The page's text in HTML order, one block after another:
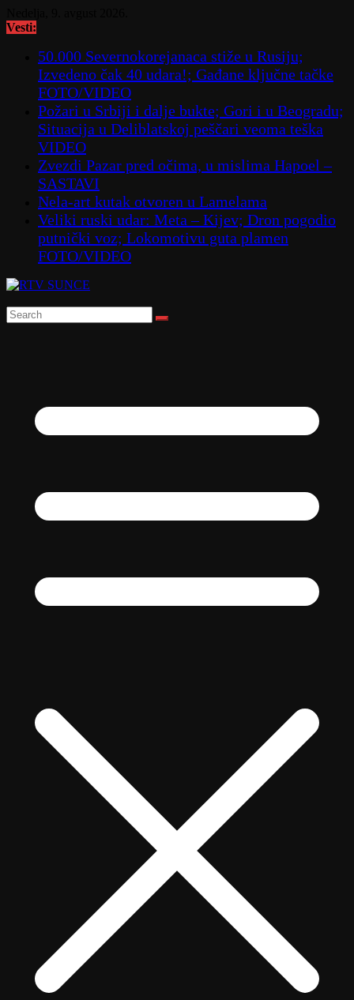
to
Vesti:
50.000 Severnokorejanaca stiže u Rusiju;
Izvedeno čak 40 udara!; Gađane ključne tačke
FOTO/VIDEO
Požari u Srbiji i dalje bukte; Gori i u Beogradu;
Situacija u Deliblatskoj peščari veoma teška
VIDEO
Zvezdi Pazar pred očima, u mislima Hapoel –
SASTAVI
Nela-art kutak otvoren u Lamelama
Veliki ruski udar: Meta – Kijev; Dron pogodio
putnički voz; Lokomotivu guta plamen
FOTO/VIDEO